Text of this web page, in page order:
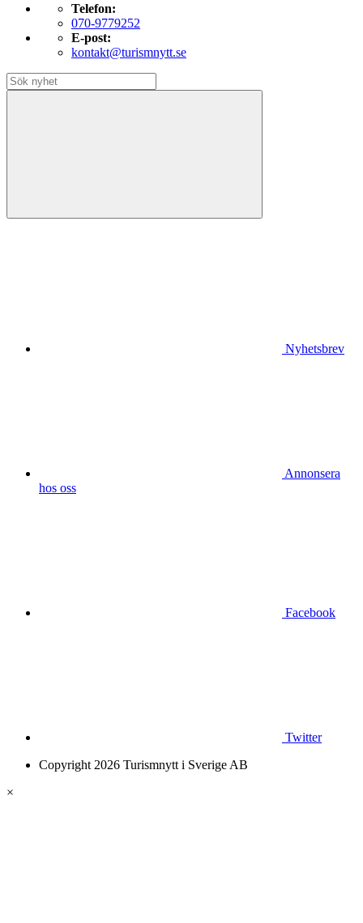
Telefon:
070-9779252
E-post:
kontakt@turismnytt.se
Nyhetsbrev
Annonsera
hos oss
Facebook
Twitter
Copyright 2026 Turismnytt i Sverige AB
×